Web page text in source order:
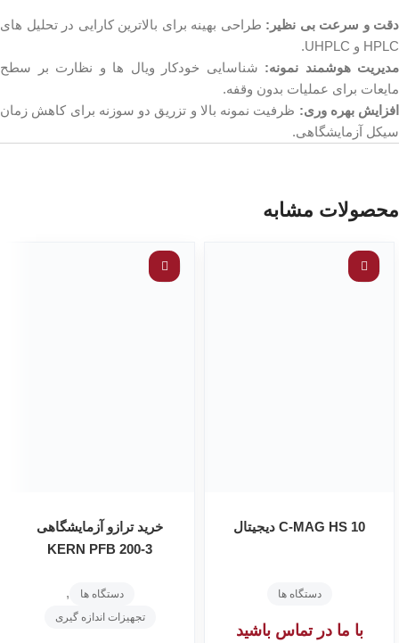
دقت و سرعت بی نظیر: طراحی بهینه برای بالاترین کارایی در تحلیل های
HPLC و UHPLC.
مدیریت هوشمند نمونه: شناسایی خودکار ویال ها و نظارت بر سطح
مایعات برای عملیات بدون وقفه.
افزایش بهره وری: ظرفیت نمونه بالا و تزریق دو سوزنه برای کاهش زمان
سیکل آزمایشگاهی.
محصولات مشابه
C-MAG HS 10 دیجیتال
دستگاه ها
با ما در تماس باشید
خرید ترازو آزمایشگاهی
KERN PFB 200-3
دستگاه ها ,
تجهیزات اندازه گیری